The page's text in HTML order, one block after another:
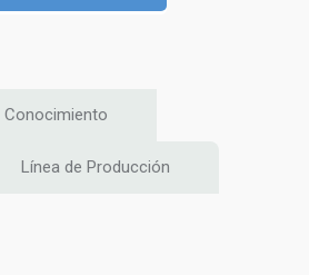
Conocimiento
Línea de Producción